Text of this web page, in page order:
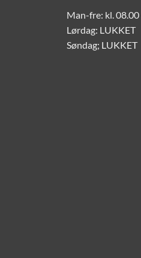
Man-fre: kl.
Lørdag: LUKKET
Søndag; LUKKET